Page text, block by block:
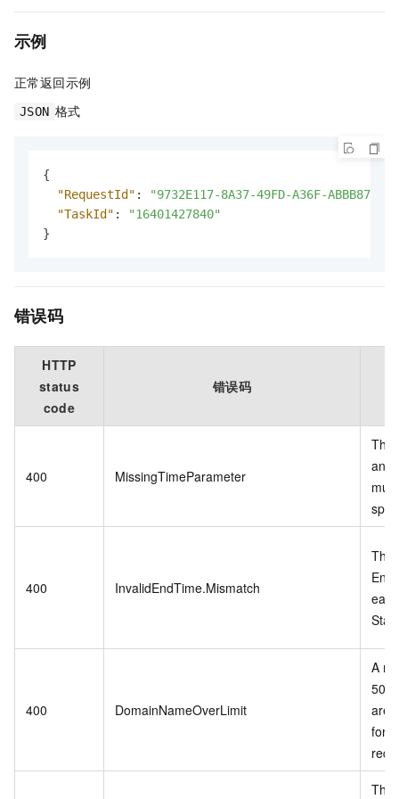
示例
正常返回示例
JSON 格式
{
"RequestId" :
"9732E117-8A37-49FD-A36F-
"TaskId" :
"16401427840"
}
错误码
HTTP
status
code
错误码
400 MissingTimeParameter
The
and
400 InvalidEndTime.Mismatch
The
400 DomainNameOverLimit
A
500
are
for
The